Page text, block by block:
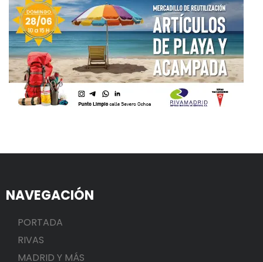
NAVEGACIÓN
PORTADA
RIVAS
MADRID Y MÁS